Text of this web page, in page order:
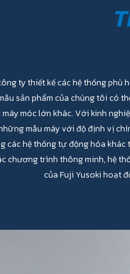
ty thiết kế các hệ thống phù
sản phẩm của chúng tôi có
móc lớn khác. Với kinh
mẫu máy với độ định vị
các hệ thống tự động hóa khác
chương trình thông minh, hệ
của Fuji Yusoki hoạt